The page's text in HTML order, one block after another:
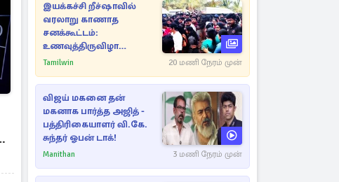
இயக்கச்சி றீச்ஷாவில்
வரலாறு காணாத
சனக்கூட்டம்:
உணவுத்திருவிழா
இடைநிறுத்தம்
Tamilwin 20 மணி நேரம் முன்
விஜய் மகனை தன்
மகனாக பார்த்த அஜித் -
பத்திரிகையாளர் வி.கே.
சுந்தர் ஓபன் டாக்!
Manithan 3 மணி நேரம் முன்